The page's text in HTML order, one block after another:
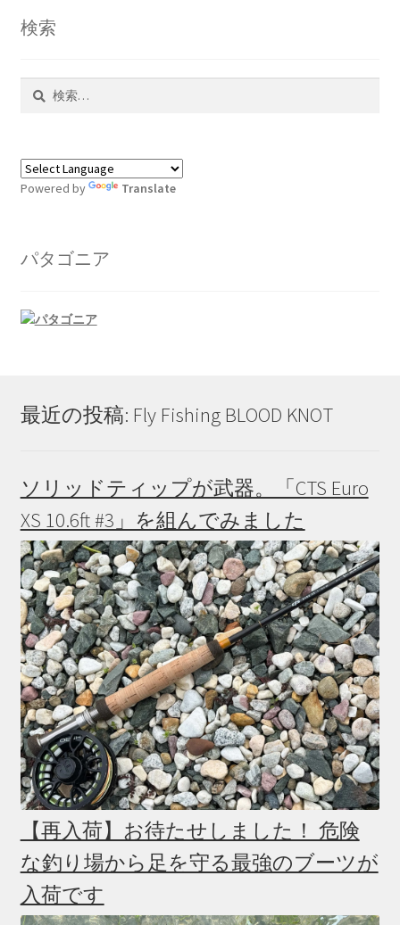
検索
Powered by Translate
パタゴニア
最近の投稿: Fly Fishing BLOOD KNOT
ソリッドティップが武器。「CTS Euro
XS 10.6ft #3」を組んでみました
【再入荷】お待たせしました！ 危険
な釣り場から足を守る最強のブーツが
入荷です